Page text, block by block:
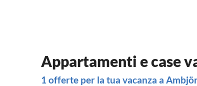
Appartamenti e case
1 offerte per la tua vacanza a